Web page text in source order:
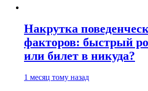
Накрутка
факторов: быстрый
или билет в никуда?
1 месяц тому назад